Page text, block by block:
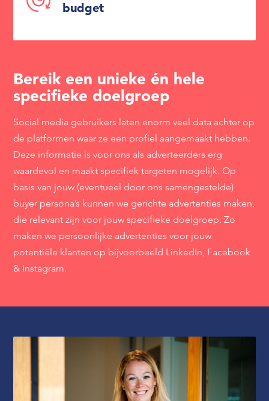
budget
Bereik een unieke én hele
specifieke doelgroep
Social media gebruikers laten enorm veel data achter op
de platformen waar ze een profiel aangemaakt hebben.
Deze informatie is voor ons als adverteerders erg
waardevol en maakt specifiek targeten mogelijk. Op
basis van jouw (eventueel door ons samengestelde)
buyer persona’s kunnen we gerichte advertenties maken,
die relevant zijn voor jouw specifieke doelgroep. Zo
maken we persoonlijke advertenties voor jouw
potentiële klanten op bijvoorbeeld LinkedIn, Facebook
& Instagram.